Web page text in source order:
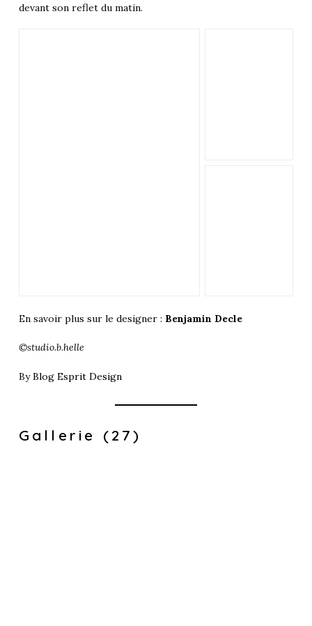
devant son reflet du matin.
En savoir plus sur le designer : Benjamin Decle
©studio.b.helle
ByBlog Esprit Design
Gallerie (27)